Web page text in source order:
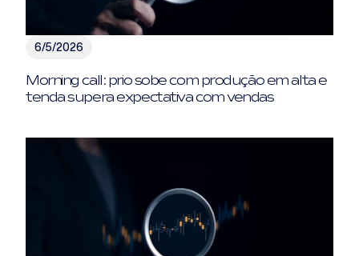
6/5/2026
Morning call: prio sobe com produção em alta e
tenda supera expectativa com vendas